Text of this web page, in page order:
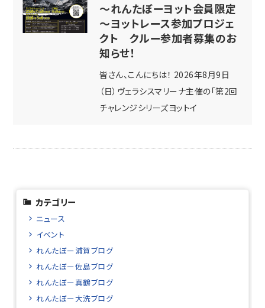
～れんたぼーヨット会員限定
～ヨットレース参加プロジェ
クト クルー参加者募集のお
知らせ！
皆さん、こんにちは！ 2026年8月9日
（日）ヴェラシスマリーナ主催の「第2回
チャレンジシリーズヨットイ
カテゴリー
ニュース
イベント
れんたぼー浦賀ブログ
れんたぼー佐島ブログ
れんたぼー真鶴ブログ
れんたぼー大洗ブログ